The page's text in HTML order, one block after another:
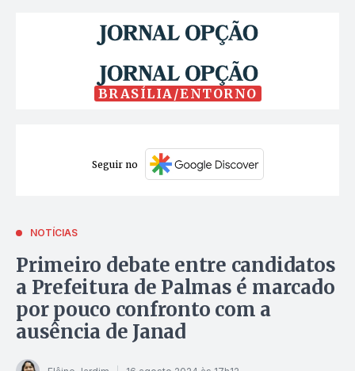
BRASÍLIA/ENTORNO
Seguir no
NOTÍCIAS
Primeiro debate entre candidatos
a Prefeitura de Palmas é marcado
por pouco confronto com a
ausência de Janad